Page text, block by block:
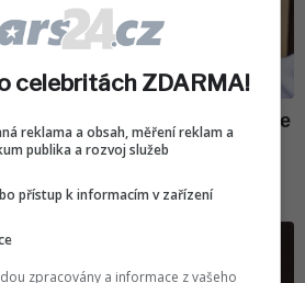
celebritách ZDARMA!
reklama a obsah, měření reklam a
publika a rozvoj služeb
přístup k informacím v zařízení
zpracovány a informace z vašeho